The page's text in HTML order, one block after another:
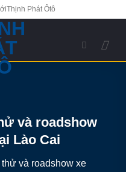
Phát Ôtô
và roadshow
Lào Cai
và roadshow xe